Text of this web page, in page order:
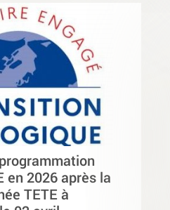
en 2026 après la
TETE à